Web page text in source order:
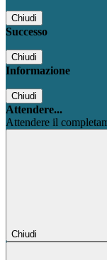
Chiudi
Successo
Chiudi
Informazione
Chiudi
Attendere...
Attendere il
Chiudi